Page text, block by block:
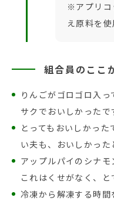
※アプリコ
え原料を使
組合員のここ
りんごがゴロゴロ入
サクでおいしかったで
とってもおいしかっ
い夫も、おいしかった
アップルパイのシナモ
これはくせがなく、と
冷凍から解凍する時